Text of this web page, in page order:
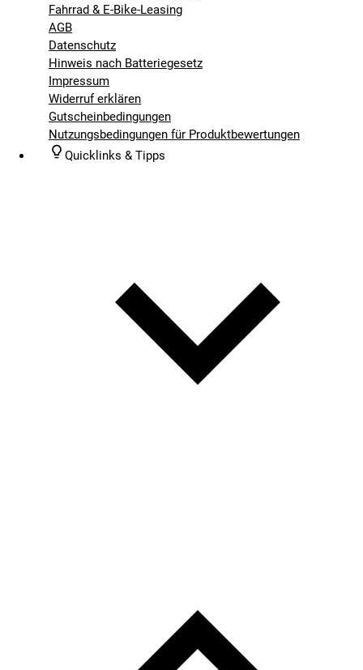
Fahrrad & E-Bike-Leasing
AGB
Datenschutz
Hinweis nach Batteriegesetz
Impressum
Widerruf erklären
Gutscheinbedingungen
Nutzungsbedingungen für Produktbewertungen
Quicklinks & Tipps